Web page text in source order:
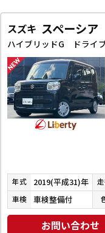
スズキ スペーシア
年式 2019(平成31)年
車検 車検整備付
お問い合わせ